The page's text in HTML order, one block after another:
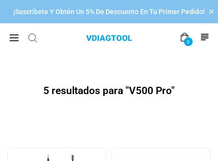
¡Suscríbete Y Obtén Un 5% De Descuento En Tu Primer Pedido!
0
5 resultados para "V500 Pro"